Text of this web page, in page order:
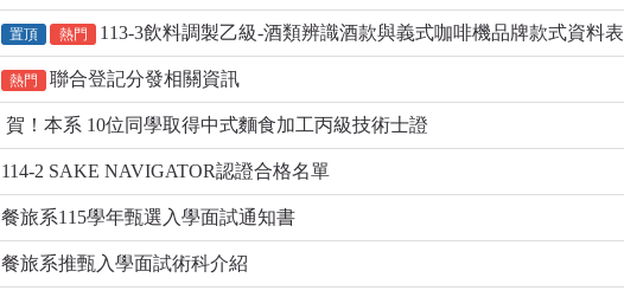
置頂 熱門 113-3飲料調製乙級-酒類辨識酒款與義式咖啡機品牌款式資料表
熱門 聯合登記分發相關資訊
賀！本系 10位同學取得中式麵食加工丙級技術士證
114-2 SAKE NAVIGATOR認證合格名單
餐旅系115學年甄選入學面試通知書
餐旅系推甄入學面試術科介紹